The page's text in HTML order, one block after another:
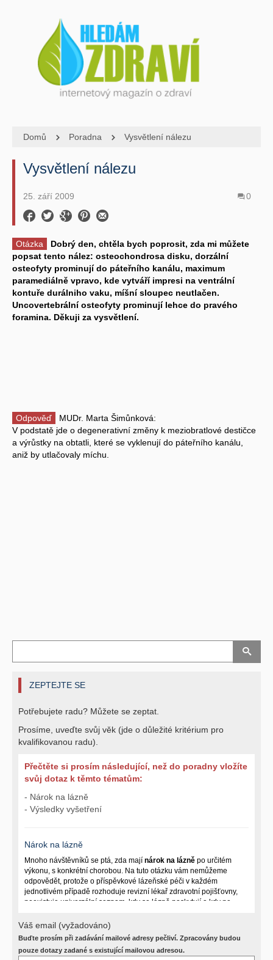
Domů Poradna Vysvětlení nálezu
Vysvětlení nálezu
25. září 2009 0
Otázka
Dobrý den, chtěla bych poprosit, zda mi můžete
popsat tento nález: osteochondrosa disku, dorzální
osteofyty prominují do páteřního kanálu, maximum
paramediálně vpravo, kde vytváří impresi na ventrální
kontuře durálniho vaku, míšní sloupec neutlačen.
Uncovertebrální osteofyty prominují lehce do pravého
foramina. Děkuji za vysvětlení.
Odpověď
MUDr. Marta Šimůnková:
V podstatě jde o degenerativní změny k meziobratlové destičce
a výrůstky na obtatli, které se vyklenují do páteřního kanálu,
aniž by utlačovaly míchu.
ZEPTEJTE SE
Potřebujete radu? Můžete se zeptat.
Prosíme, uveďte svůj věk (jde o důležité kritérium pro
kvalifikovanou radu).
Přečtěte si prosím následující, než do poradny vložíte
svůj dotaz k těmto tématům:
- Nárok na lázně
- Výsledky vyšetření
Nárok na lázně
Mnoho návštěvníků se ptá, zda mají nárok na lázně po určitém
výkonu, s konkrétní chorobou. Na tuto otázku vám nemůžeme
odpovědět, protože o příspěvkové lázeňské péči v každém
jednotlivém případě rozhoduje revizní lékař zdravotní pojišťovny,
neexistuje univerzální seznam, kdy se lázně poskytují a kdy ne.
postižení pacienta a dalších zdravotních okolnostech.
Požádejte svého ošetřujícího lékaře o návrh, který pak posoudí
příslušný revizní lékař. My vám spolehlivou odpověď dát
Váš email (vyžadováno)
Buďte prosím při zadávání mailové adresy pečliví. Zpracovány budou
pouze dotazy zadané s existující mailovou adresou.